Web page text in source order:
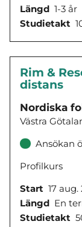
Längd 1-3 år
Studietakt
Rim &
distans
Nordiska
Västra
Ansökan
Profilkurs
Start 17 aug.
Längd En
Studietakt